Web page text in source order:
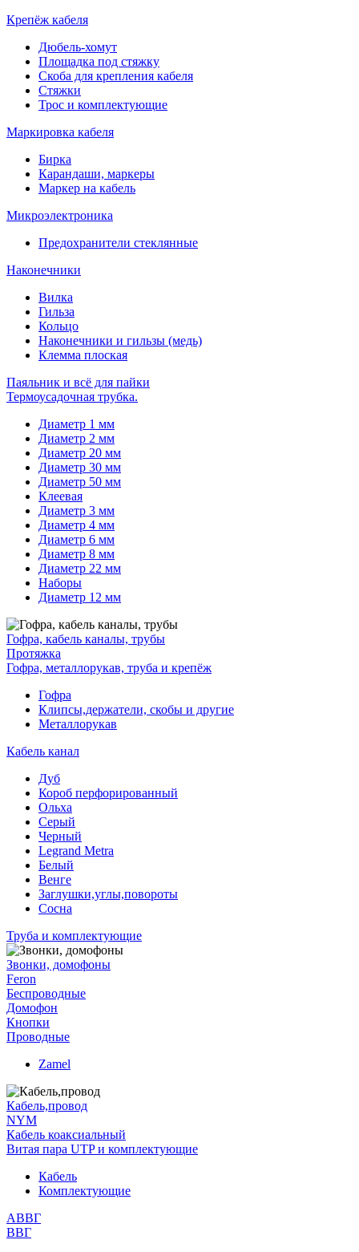
Крепёж кабеля
Дюбель-хомут
Площадка под стяжку
Скоба для крепления кабеля
Стяжки
Трос и комплектующие
Маркировка кабеля
Бирка
Карандаши, маркеры
Маркер на кабель
Микроэлектроника
Предохранители стеклянные
Наконечники
Вилка
Гильза
Кольцо
Наконечники и гильзы (медь)
Клемма плоская
Паяльник и всё для пайки
Термоусадочная трубка.
Диаметр 1 мм
Диаметр 2 мм
Диаметр 20 мм
Диаметр 30 мм
Диаметр 50 мм
Клеевая
Диаметр 3 мм
Диаметр 4 мм
Диаметр 6 мм
Диаметр 8 мм
Диаметр 22 мм
Наборы
Диаметр 12 мм
Гофра, кабель каналы, трубы
Протяжка
Гофра, металлорукав, труба и крепёж
Гофра
Клипсы,держатели, скобы и другие
Металлорукав
Кабель канал
Дуб
Короб перфорированный
Ольха
Серый
Черный
Legrand Metra
Белый
Венге
Заглушки,углы,повороты
Сосна
Труба и комплектующие
Звонки, домофоны
Feron
Беспроводные
Домофон
Кнопки
Проводные
Zamel
Кабель,провод
NYM
Кабель коаксиальный
Витая пара UTP и комплектующие
Кабель
Комплектующие
АВВГ
ВВГ